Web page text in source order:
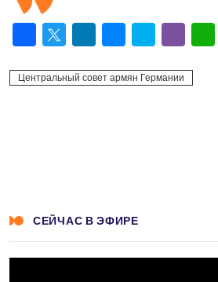
Центральный совет армян Германии
СЕЙЧАС В ЭФИРЕ